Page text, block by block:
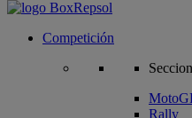
Competición
Rally